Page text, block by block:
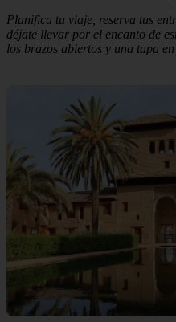
Planifica tu viaje, reserva tus
déjate llevar por el encanto de
los brazos abiertos y una tapa